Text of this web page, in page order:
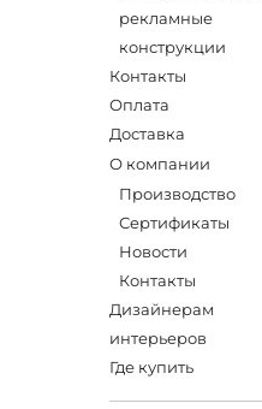
рекламные
конструкции
Контакты
Оплата
Доставка
О компании
Производство
Сертификаты
Новости
Контакты
Дизайнерам
интерьеров
Где купить